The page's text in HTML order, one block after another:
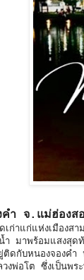
คำ จ.แม่ฮ่องส
เก่าแก่แห่งเมืองส
ำ มาพร้อมแสงสุดท้
ติดกับหนองจองคำ
วงพ่อโต ซึ่งเป็นพ